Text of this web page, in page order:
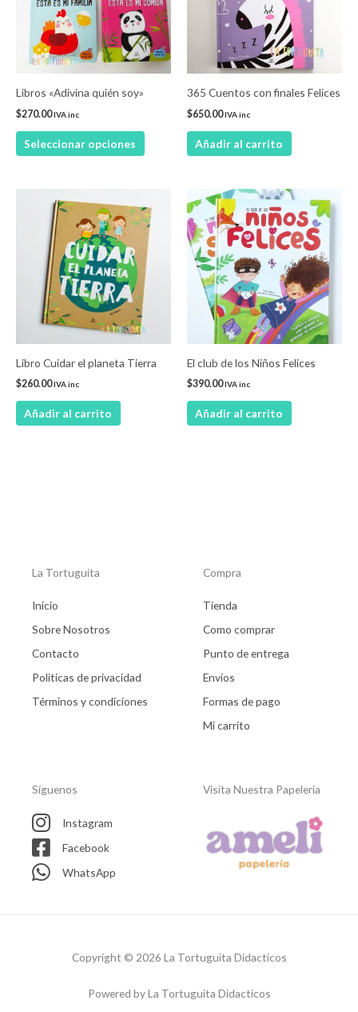
Libros «Adivina quién soy»
$270.00IVA inc
Seleccionar opciones
variantes.
Las
opciones
se
producto
365 Cuentos con finales Felices
$650.00IVA inc
Añadir al carrito
Libro Cuidar el planeta Tierra
$260.00IVA inc
Añadir al carrito
El club de los Niños Felices
$390.00IVA inc
Añadir al carrito
La Tortuguita
Inicio
Sobre Nosotros
Contacto
Politicas de privacidad
Términos y condiciones
Compra
Tienda
Como comprar
Punto de entrega
Envios
Formas de pago
Mi carrito
Síguenos
Instagram
Facebook
WhatsApp
Visita Nuestra Papeleria
Copyright © 2026 La Tortuguita Didacticos
Powered by La Tortuguita Didacticos